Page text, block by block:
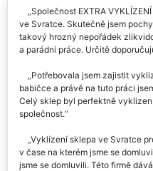
Společnost EXTRA
ve Svratce. Skutečně jsem
takový hrozný nepořádek
a parádní práce. Určitě
Potřebovala jsem zajistit
babičce a právě na tuto práci
Celý sklep byl perfektně
společnost.
Vyklízení sklepa ve Svratce
v čase na kterém jsme se
jsme se domluvili. Této firmě